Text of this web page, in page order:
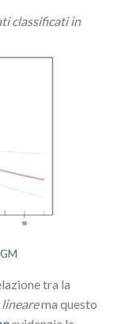
classificati in
tra la
linearema questo